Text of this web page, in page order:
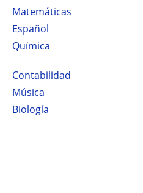
Matemáticas
Español
Química
Contabilidad
Música
Biología